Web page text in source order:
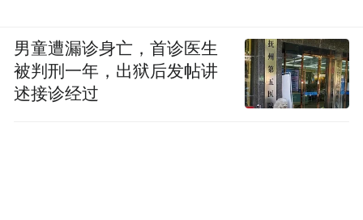
男童遭漏诊身亡，首诊医生
被判刑一年，出狱后发帖讲
述接诊经过